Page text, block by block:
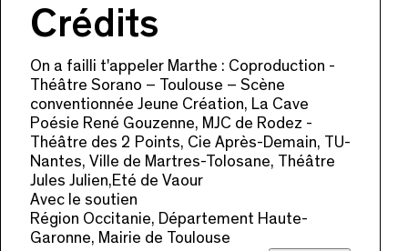
Crédits
On a failli t'appeler Marthe : Coproduction -
Théâtre Sorano – Toulouse – Scène
conventionnée Jeune Création, La Cave
Poésie René Gouzenne, MJC de Rodez -
Théâtre des 2 Points, Cie Après-Demain, TU-
Nantes, Ville de Martres-Tolosane, Théâtre
Jules Julien,Eté de Vaour
Avec le soutien
Région Occitanie, Département Haute-
Garonne, Mairie de Toulouse